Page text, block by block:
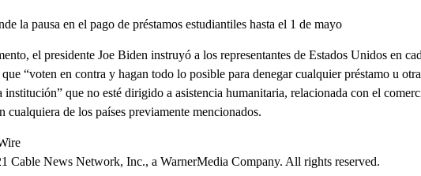
la pausa en el pago de préstamos estudiantiles hasta el 1 de mayo
el presidente Joe Biden instruyó a los representantes de Estados Unidos en
“voten en contra y hagan todo lo posible para denegar cualquier préstamo u
institución” que no esté dirigido a asistencia humanitaria, relacionada con el
cualquiera de los países previamente mencionados.
News Network, Inc., a WarnerMedia Company. All rights reserved.